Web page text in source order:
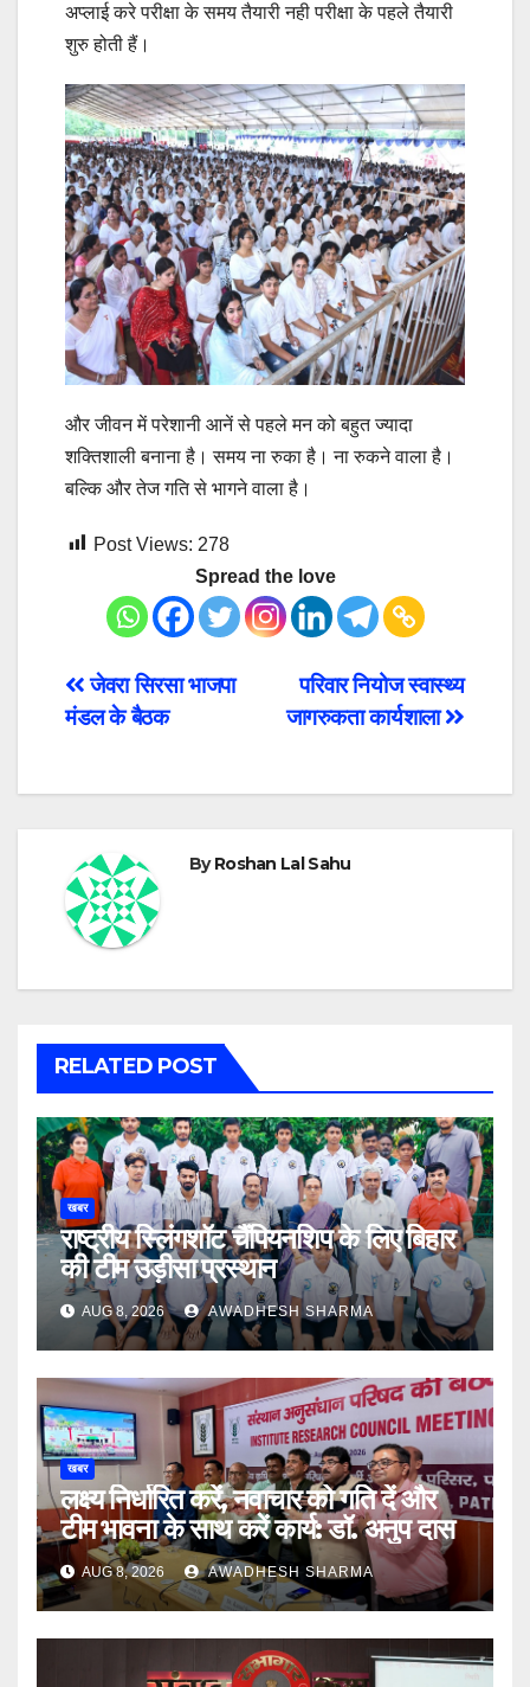
अप्लाई करे परीक्षा के समय तैयारी नही परीक्षा के पहले तैयारी
शुरु होती हैं।
और जीवन में परेशानी आनें से पहले मन को बहुत ज्यादा
शक्तिशाली बनाना है। समय ना रुका है। ना रुकने वाला है।
बल्कि और तेज गति से भागने वाला है।
Post Views: 278
Spread the love
Post
navigation
परिवार नियोज स्वास्थ्य
जागरुकता कार्यशाला
जेवरा सिरसा भाजपा
मंडल के बैठक
ByRoshan Lal Sahu
RELATED POST
खबर
राष्ट्रीय स्लिंगशॉट चैंपियनशिप के लिए बिहार
की टीम उड़ीसा प्रस्थान
AUG 8, 2026 AWADHESH SHARMA
खबर
लक्ष्य निर्धारित करें, नवाचार को गति दें और
टीम भावना के साथ करें कार्य: डॉ. अनुप दास
AUG 8, 2026 AWADHESH SHARMA